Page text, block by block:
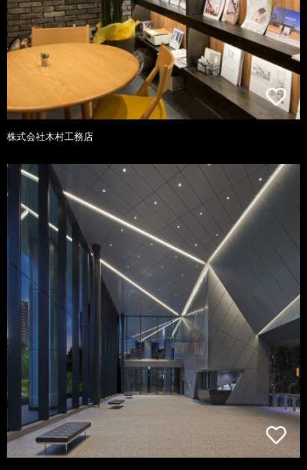
株式会社木村工務店